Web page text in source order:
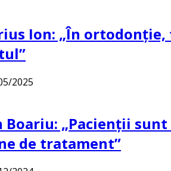
Ion: „În
2025
Boariu: „Pacienții
de tratament”